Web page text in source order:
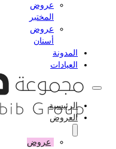
عروض
المختبر
عروض
أسنان
المدونة
العيادات
الرئيسية
العروض
عروض